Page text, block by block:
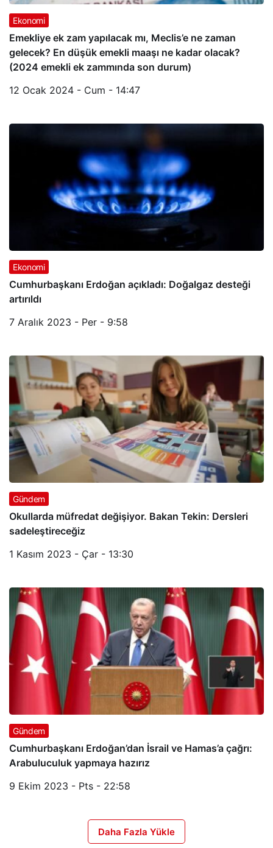
Ekonomi
Emekliye ek zam yapılacak mı, Meclis’e ne zaman
gelecek? En düşük emekli maaşı ne kadar olacak?
(2024 emekli ek zammında son durum)
12 Ocak 2024 - Cum - 14:47
Ekonomi
Cumhurbaşkanı Erdoğan açıkladı: Doğalgaz desteği
artırıldı
7 Aralık 2023 - Per - 9:58
Gündem
Okullarda müfredat değişiyor. Bakan Tekin: Dersleri
sadeleştireceğiz
1 Kasım 2023 - Çar - 13:30
Gündem
Cumhurbaşkanı Erdoğan’dan İsrail ve Hamas’a çağrı:
Arabuluculuk yapmaya hazırız
9 Ekim 2023 - Pts - 22:58
Daha Fazla Yükle